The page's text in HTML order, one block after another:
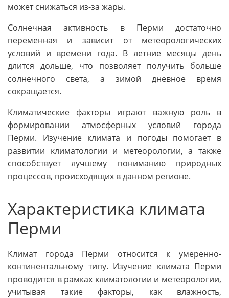
может снижаться из-за жары.
Солнечная активность в Перми достаточно
переменная и зависит от метеорологических
условий и времени года. В летние месяцы день
длится дольше, что позволяет получить больше
солнечного света, а зимой дневное время
сокращается.
Климатические факторы играют важную роль в
формировании атмосферных условий города
Перми. Изучение климата и погоды помогает в
развитии климатологии и метеорологии, а также
способствует лучшему пониманию природных
процессов, происходящих в данном регионе.
Характеристика климата
Перми
Климат города Перми относится к умеренно-
континентальному типу. Изучение климата Перми
проводится в рамках климатологии и метеорологии,
учитывая такие факторы, как влажность,